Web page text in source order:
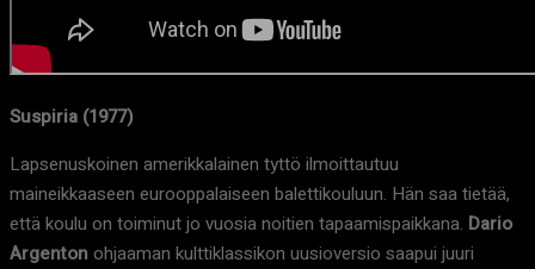
Suspiria (1977)
Lapsenuskoinen amerikkalainen tyttö ilmoittautuu
maineikkaaseen eurooppalaiseen balettikouluun. Hän saa tietää,
että koulu on toiminut jo vuosia noitien tapaamispaikkana. Dario
Argenton ohjaaman kulttiklassikon uusioversio saapui juuri